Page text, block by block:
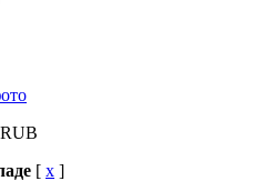
[ x ]